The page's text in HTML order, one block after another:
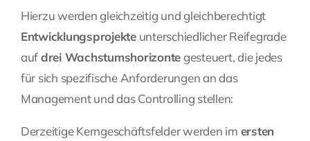
Hierzu werden gleichzeitig und gleichberechtigt
Entwicklungsprojekteunterschiedlicher Reifegrade
aufdrei Wachstumshorizontegesteuert, die jedes
für sich spezifische Anforderungen an das
Management und dasControlling stellen:
Derzeitige Kerngeschäftsfelder werden im ersten